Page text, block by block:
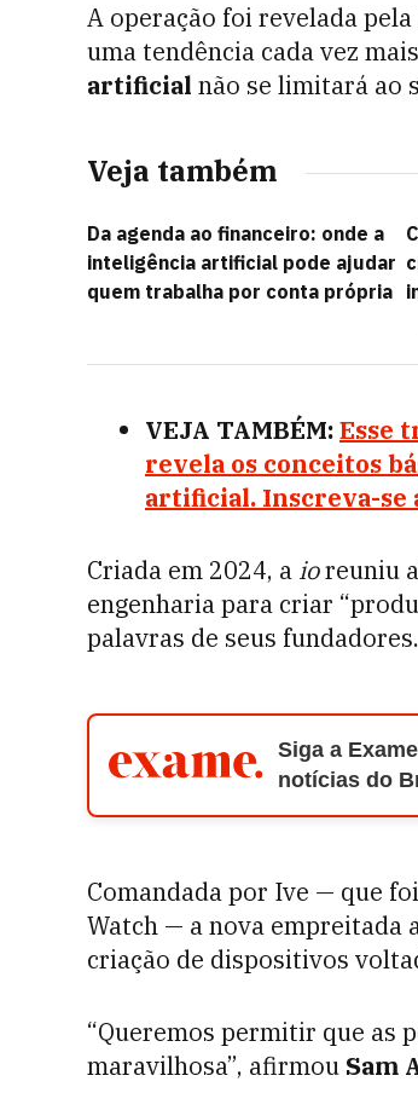
A operação foi revelada pela
uma tendência cada vez
artificial não se limitará ao
Veja também
Da agenda ao financeiro: onde a
inteligência artificial pode ajudar
quem trabalha por conta própria
VEJA TAMBÉM:Esse
revela os conceitos
artificial. Inscreva-se
Criada em 2024, a ioreuniu
engenharia para criar
palavras de seus fundadores.
Siga a
notícias do
Comandada por Ive — que
Watch — a nova empreitada
criação de dispositivos
“Queremos permitir que as
maravilhosa”, afirmou Sam